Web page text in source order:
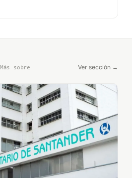
Más sobre Ver sección →